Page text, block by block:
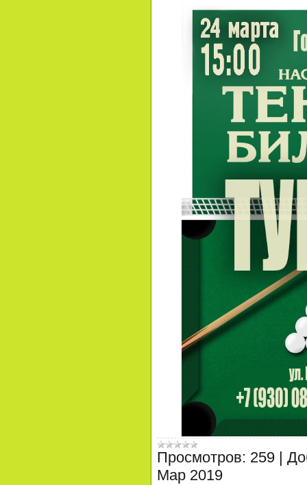
Просмотров: 259 |
Мар 2019